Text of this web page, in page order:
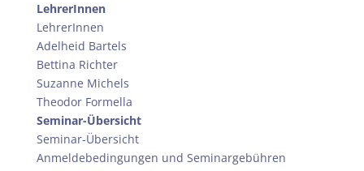
LehrerInnen
LehrerInnen
Adelheid Bartels
Bettina Richter
Suzanne Michels
Theodor Formella
Seminar-Übersicht
Seminar-Übersicht
Anmeldebedingungen und Seminargebühren